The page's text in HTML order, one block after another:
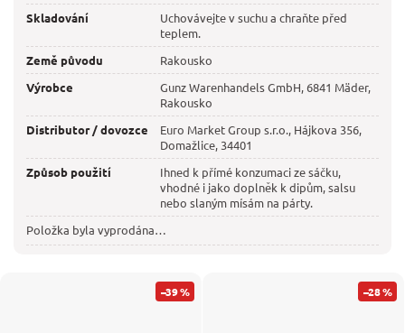
Skladování
Uchovávejte v suchu a chraňte před
teplem.
Země původu
Rakousko
Výrobce
Gunz Warenhandels GmbH, 6841 Mäder,
Rakousko
Distributor / dovozce
Euro Market Group s.r.o., Hájkova 356,
Domažlice, 34401
Způsob použití
Ihned k přímé konzumaci ze sáčku,
vhodné i jako doplněk k dipům, salsu
nebo slaným mísám na párty.
Položka byla vyprodána…
–39 % –28 %